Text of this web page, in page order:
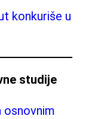
konkuriše u
studije
osnovnim